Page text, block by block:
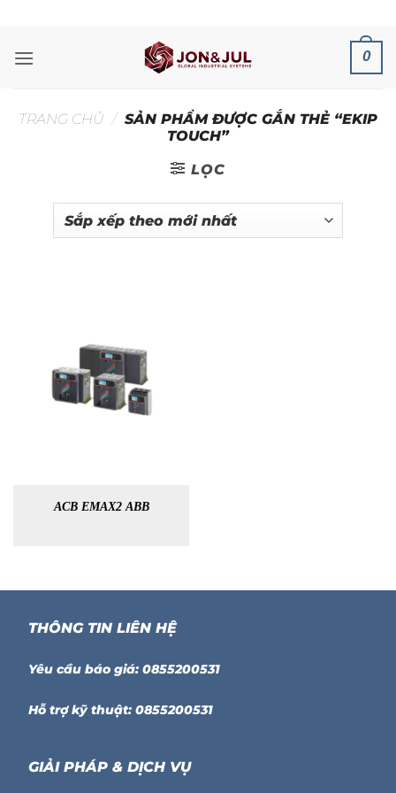
nội
0
TRANG CHỦ / SẢN PHẨM ĐƯỢC GẮN THẺ “EKIP
TOUCH”
LỌC
ACB EMAX2 ABB
THÔNG TIN LIÊN HỆ
Yêu cầu báo giá: 0855200531
Hỗ trợ kỹ thuật: 0855200531
GIẢI PHÁP & DỊCH VỤ